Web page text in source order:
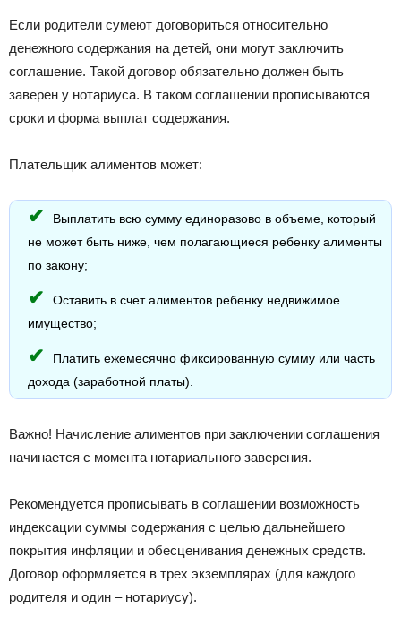
Если родители сумеют договориться относительно
денежного содержания на детей, они могут заключить
соглашение. Такой договор обязательно должен быть
заверен у нотариуса. В таком соглашении прописываются
сроки и форма выплат содержания.
Плательщик алиментов может:
Выплатить всю сумму единоразово в объеме, который
не может быть ниже, чем полагающиеся ребенку алименты
по закону;
Оставить в счет алиментов ребенку недвижимое
имущество;
Платить ежемесячно фиксированную сумму или часть
дохода (заработной платы).
Важно! Начисление алиментов при заключении соглашения
начинается с момента нотариального заверения.
Рекомендуется прописывать в соглашении возможность
индексации суммы содержания с целью дальнейшего
покрытия инфляции и обесценивания денежных средств.
Договор оформляется в трех экземплярах (для каждого
родителя и один – нотариусу).